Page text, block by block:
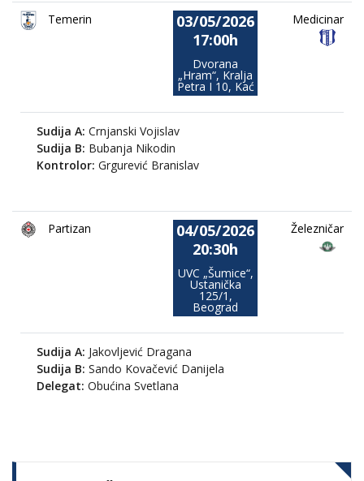
Temerin
03/05/2026
17:00h
Dvorana
„Hram“, Kralja
Petra I 10, Kać
Medicinar
Sudija A: Crnjanski Vojislav
Sudija B: Bubanja Nikodin
Kontrolor: Grgurević Branislav
Partizan
04/05/2026
20:30h
UVC „Šumice“,
Ustanička
125/1,
Beograd
Železničar
Sudija A: Jakovljević Dragana
Sudija B: Sando Kovačević Danijela
Delegat: Obućina Svetlana